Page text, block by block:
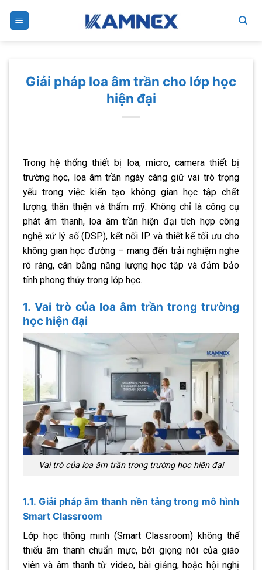
Giải pháp loa âm trần cho lớp học
hiện đại
Trong hệ thống thiết bị loa, micro, camera thiết bị
trường học, loa âm trần ngày càng giữ vai trò trọng
yếu trong việc kiến tạo không gian học tập chất
lượng, thân thiện và thẩm mỹ. Không chỉ là công cụ
phát âm thanh, loa âm trần hiện đại tích hợp công
nghệ xử lý số (DSP), kết nối IP và thiết kế tối ưu cho
không gian học đường – mang đến trải nghiệm nghe
rõ ràng, cân bằng năng lượng học tập và đảm bảo
tính phong thủy trong lớp học.
1. Vai trò của loa âm trần trong trường
học hiện đại
Vai trò của loa âm trần trong trường học hiện đại
1.1. Giải pháp âm thanh nền tảng trong mô hình
Smart Classroom
Lớp học thông minh (Smart Classroom) không thể
thiếu âm thanh chuẩn mực, bởi giọng nói của giáo
viên và âm thanh từ video, bài giảng, hoặc hội nghị